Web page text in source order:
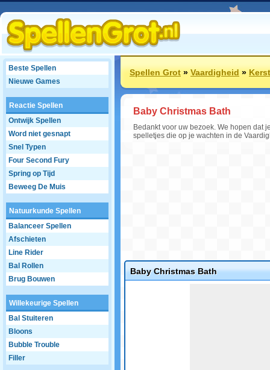
Beste Spellen
Nieuwe Games
Reactie Spellen
Ontwijk Spellen
Word niet gesnapt
Snel Typen
Four Second Fury
Spring op Tijd
Beweeg De Muis
Natuurkunde Spellen
Balanceer Spellen
Afschieten
Line Rider
Bal Rollen
Brug Bouwen
Willekeurige Spellen
Bal Stuiteren
Bloons
Bubble Trouble
Filler
Spellen Grot»Vaardigheid»
Baby Christmas Bath
Bedankt voor uw bezoek. We hopen dat
spelletjes die op je wachten in de
Baby Christmas Bath